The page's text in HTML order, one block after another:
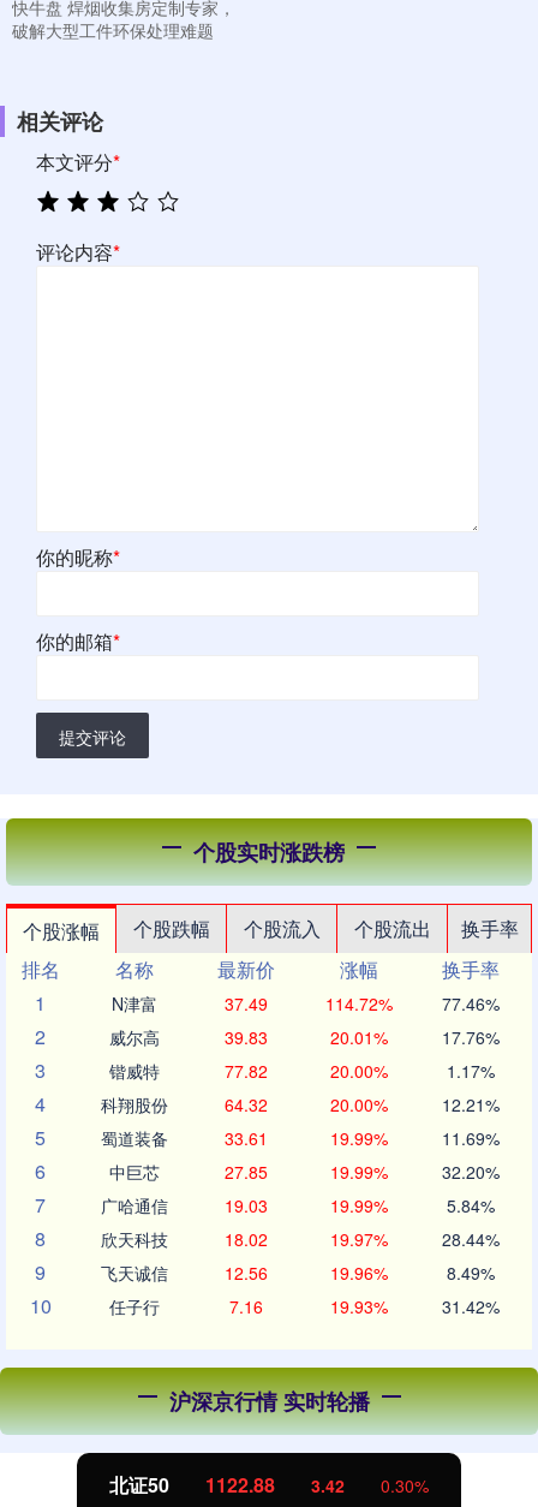
快牛盘 焊烟收集房定制专家，
破解大型工件环保处理难题
相关评论
本文评分*
评论内容*
你的昵称*
你的邮箱*
提交评论
个股实时涨跌榜
个股涨幅 个股跌幅 个股流入 个股流出
换手率
排名
名称 最新价 涨幅
换手率
1
N津富 37.49 114.72% 77.46%
2 威尔高 39.83 20.01% 17.76%
3 锴威特 77.82 20.00% 1.17%
4 科翔股份 64.32 20.00% 12.21%
5 蜀道装备 33.61 19.99% 11.69%
6 中巨芯 27.85 19.99% 32.20%
7 广哈通信 19.03 19.99% 5.84%
8 欣天科技 18.02 19.97% 28.44%
9 飞天诚信 12.56 19.96% 8.49%
10 任子行 7.16 19.93% 31.42%
沪深京行情 实时轮播
创业板指 3515.56